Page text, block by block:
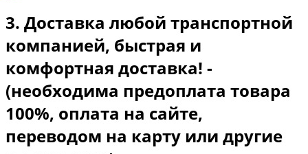
3. Доставка любой транспортной
компанией, быстрая и
комфортная доставка! -
(необходима предоплата товара
100%, оплата на сайте,
переводом на карту или другие